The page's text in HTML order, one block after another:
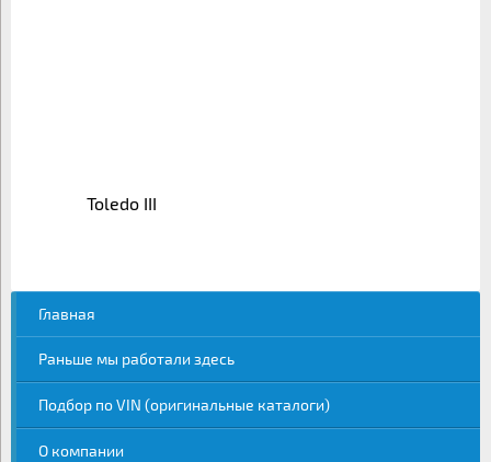
Toledo III
Главная
Раньше мы работали здесь
Подбор по VIN (оригинальные каталоги)
О компании